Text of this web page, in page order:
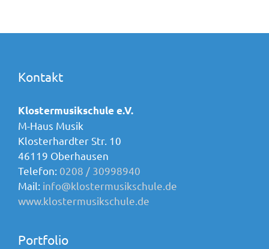
Kontakt
Klostermusikschule e.V.
M-Haus Musik
Klosterhardter Str. 10
46119 Oberhausen
Telefon: 0208 / 30998940
Mail: info@klostermusikschule.de
www.klostermusikschule.de
Portfolio